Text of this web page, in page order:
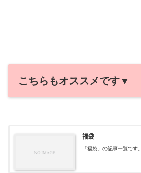
こちらもオススメです▼
福袋
「福袋」の記事一覧です。